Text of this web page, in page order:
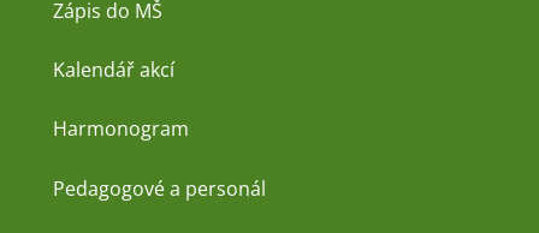
Zápis do MŠ
Kalendář akcí
Harmonogram
Pedagogové a personál